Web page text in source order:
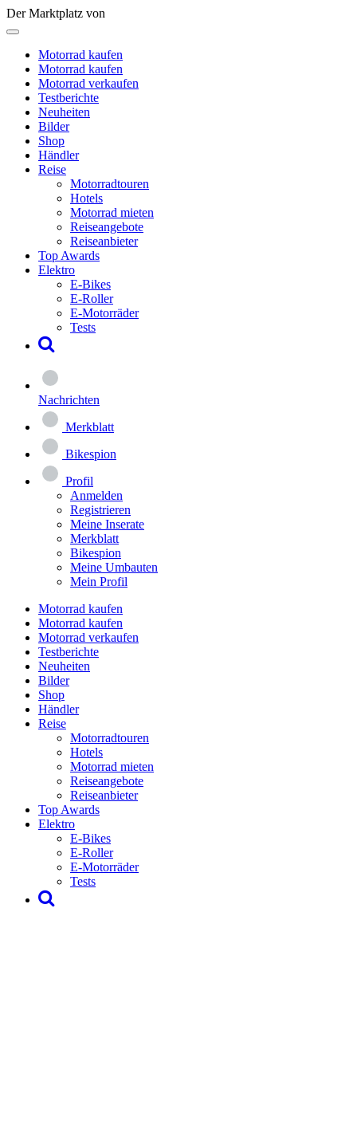
Der Marktplatz von
Motorrad kaufen
Motorrad kaufen
Motorrad verkaufen
Testberichte
Neuheiten
Bilder
Shop
Händler
Reise
Motorradtouren
Hotels
Motorrad mieten
Reiseangebote
Reiseanbieter
Top Awards
Elektro
E-Bikes
E-Roller
E-Motorräder
Tests
Nachrichten
Merkblatt
Bikespion
Profil
Anmelden
Registrieren
Meine Inserate
Merkblatt
Bikespion
Meine Umbauten
Mein Profil
Motorrad kaufen
Motorrad kaufen
Motorrad verkaufen
Testberichte
Neuheiten
Bilder
Shop
Händler
Reise
Motorradtouren
Hotels
Motorrad mieten
Reiseangebote
Reiseanbieter
Top Awards
Elektro
E-Bikes
E-Roller
E-Motorräder
Tests